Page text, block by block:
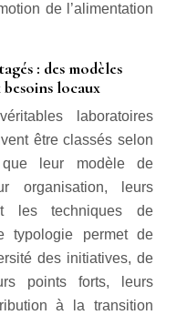
de l’alimentation
: des modèles
locaux
laboratoires
être classés selon
leur modèle de
organisation, leurs
les techniques de
typologie permet de
des initiatives, de
points forts, leurs
à la transition